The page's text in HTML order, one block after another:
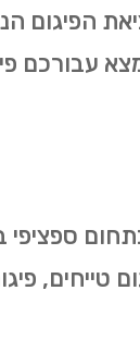
הפיגום
עבורכם
טייחים,